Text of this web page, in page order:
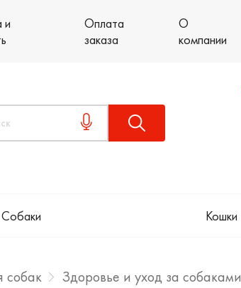
и
Оплата
заказа
О
компании
Собаки Кошки
собак Здоровье и уход за собаками